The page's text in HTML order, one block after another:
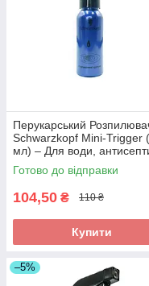
Перукарський
Schwarzkopf Mini-Trigger
мл) – Для води,
дрібний туман, блакитний.
Арт 39457
Готово до відправки
104,50 ₴ 110 ₴
Купити
–5%